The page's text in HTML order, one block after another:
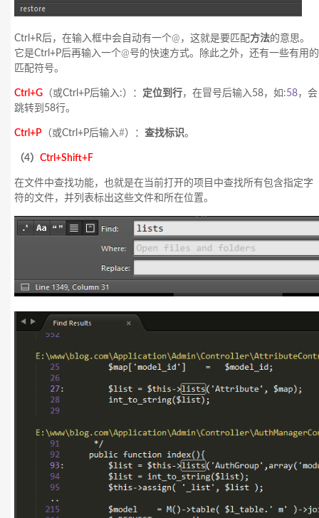
Ctrl+R后，在输入框中会自动有一个@ ，这就是要匹配方法的意思。
它是Ctrl+P后再输入一个@号的快速方式。除此之外，还有一些有用的
匹配符号。
Ctrl+G （或Ctrl+P后输入:）： 定位到行，在冒号后输入58，如 :58，会
跳转到58行。
Ctrl+P （或Ctrl+P后输入#）： 查找标识。
（4） Ctrl+Shift+F
在文件中查找功能，也就是在当前打开的项目中查找所有包含指定字
符的文件，并列表标出这些文件和所在位置。